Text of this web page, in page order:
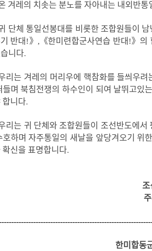
겨레의 치솟는 분노를 자아내는 내외반통
단체 통일선봉대를 비롯한 조합원들이 남
반대 ! 》 , 《한미련합군사연습 반대 !》 의
니다.
리는 겨레의 머리우에 핵참화를 들씌우려
들며 북침전쟁의 하수인이 되여 날뛰고있는
합니다.
리는 귀 단체와 조합원들이 조선반도에서
호하며 자주통일의 새날을 앞당겨오기 위한
확신을 표명합니다.
조
주
한미합동